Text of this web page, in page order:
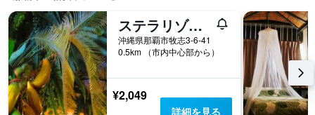
ステラリゾート
沖縄県那覇市牧志3-6-41
0.5km （市内中心部から）
¥2,049
詳細を見る